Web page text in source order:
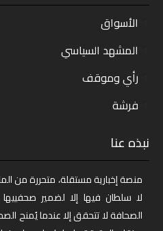
الأسواق
المشهد السياسي
رأي وموقف
فرشة
نبذه عنا
منصة إخبارية مستقلة، متحررة من
لا سلطان فيها إلا لضمير
الصحافة لا تتحقق إلا عندما يُمنح